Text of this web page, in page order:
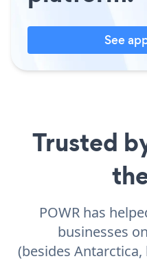
See
Trusted
POWR has
businesses
(besides